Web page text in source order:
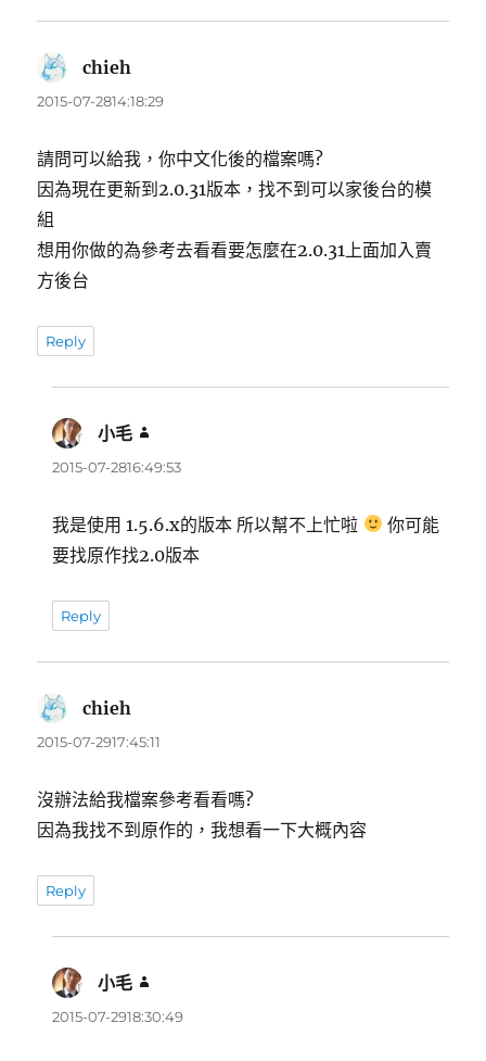
chieh
示:
2015-07-2814:18:29
請問可以給我，你中文化後的檔案嗎?
因為現在更新到2.0.31版本，找不到可以家後台的模
組
想用你做的為參考去看看要怎麼在2.0.31上面加入賣
方後台
Reply
小毛
示:
2015-07-2816:49:53
我是使用 1.5.6.x的版本 所以幫不上忙啦
你可能
要找原作找2.0版本
Reply
chieh
示:
2015-07-2917:45:11
沒辦法給我檔案參考看看嗎?
因為我找不到原作的，我想看一下大概內容
Reply
小毛
示:
2015-07-2918:30:49